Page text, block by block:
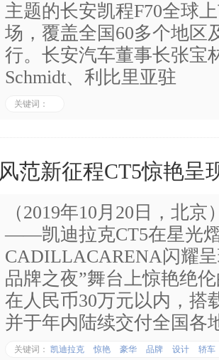
主题的长安凯程F70全球
场，覆盖全国60多个地区
行。长安汽车董事长张宝
Schmidt、利比里亚驻
关键词：
风范新征程CT5惊艳呈
（2019年10月20日，北
——凯迪拉克CT5在星光
CADILLACARENA闪耀
品牌之夜”舞台上惊艳绝
在人民币30万元以内，搭
并于年内陆续交付全国各
关键词： 凯迪拉克 惊艳 豪华 品牌 设计 轿车